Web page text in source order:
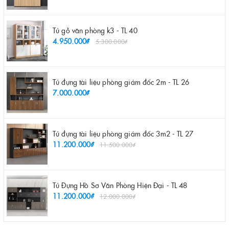
Tủ gỗ văn phòng k3 - TL 40
4.950.000₫
5.300.000₫
Tủ đựng tài liệu phòng giám đốc 2m - TL 26
7.000.000₫
Tủ đựng tài liệu phòng giám đốc 3m2 - TL 27
11.200.000₫
11.500.000₫
Tủ Đựng Hồ Sơ Văn Phòng Hiện Đại - TL 48
11.200.000₫
12.000.000₫